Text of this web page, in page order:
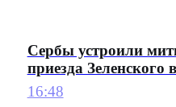
Сербы устроили
приезда Зеленского
16:48